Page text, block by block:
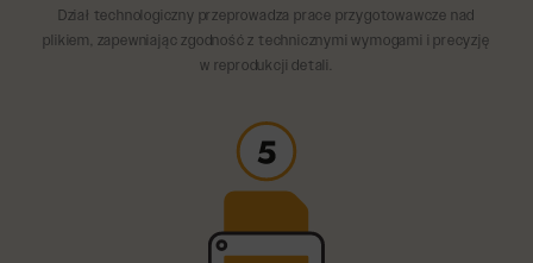
Dział technologiczny przeprowadza prace przygotowawcze nad
plikiem, zapewniając zgodność z technicznymi wymogami i precyzję
w reprodukcji detali.